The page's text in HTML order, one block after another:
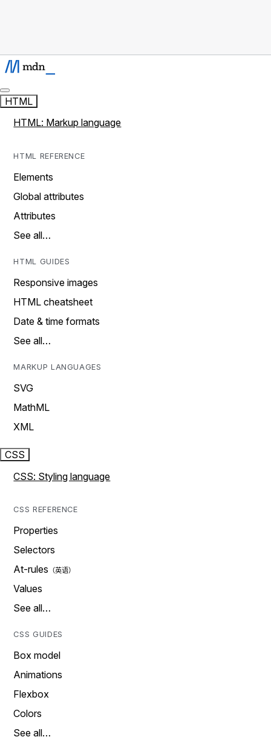
HTML
HTML: Markup language
HTML REFERENCE
Elements
Global attributes
Attributes
See all…
HTML GUIDES
Responsive images
HTML cheatsheet
Date & time formats
See all…
MARKUP LANGUAGES
SVG
MathML
XML
CSS
CSS: Styling language
CSS REFERENCE
Properties
Selectors
At-rules
Values
See all…
CSS GUIDES
Box model
Animations
Flexbox
Colors
See all…